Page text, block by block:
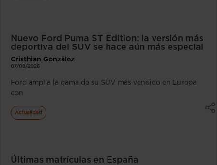
Nuevo Ford Puma ST Edition: la versión más
deportiva del SUV se hace aún más especial
Cristhian González
07/08/2026
Ford amplía la gama de su SUV más vendido en Europa
con
Actualidad
Últimas matrículas en España